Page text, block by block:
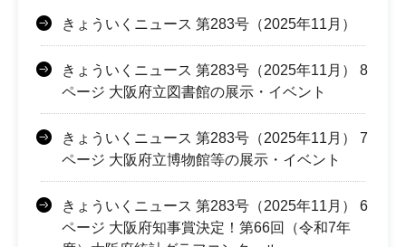
きょういくニュース 第283号（2025年11月）
きょういくニュース 第283号（2025年11月） 8
ページ 大阪府立図書館の展示・イベント
きょういくニュース 第283号（2025年11月） 7
ページ 大阪府立博物館等の展示・イベント
きょういくニュース 第283号（2025年11月） 6
ページ 大阪府知事賞決定！第66回（令和7年